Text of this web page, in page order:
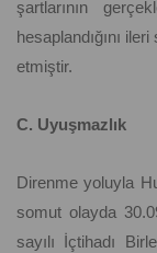
şartlarının
hesaplandığını
etmiştir.
C. Uyuşmazlık
Direnme yoluyla
somut olayda
sayılı İçtihadı